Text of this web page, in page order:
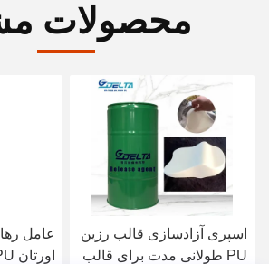
محصولات
اسپری آزادسازی قالب رزین
PU طولانی مدت برای قالب
عامل